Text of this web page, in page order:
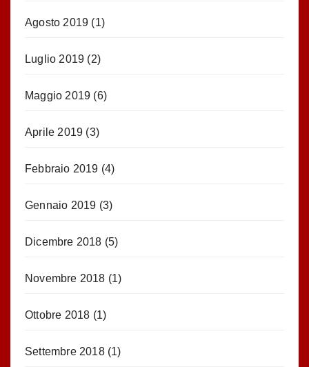
Agosto 2019 (1)
Luglio 2019 (2)
Maggio 2019 (6)
Aprile 2019 (3)
Febbraio 2019 (4)
Gennaio 2019 (3)
Dicembre 2018 (5)
Novembre 2018 (1)
Ottobre 2018 (1)
Settembre 2018(1)